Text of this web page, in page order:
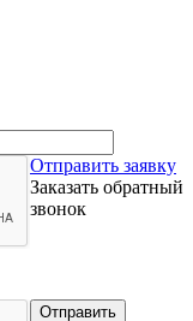
Отправить заявку
Заказать обратный
звонок